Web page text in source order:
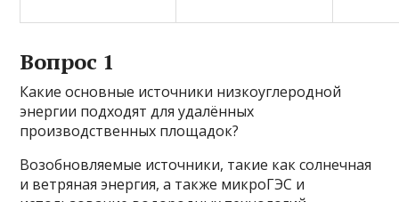
Вопрос 1
Какие основные источники низкоуглеродной
энергии подходят для удалённых
производственных площадок?
Возобновляемые источники, такие как солнечная
и ветряная энергия, а также микроГЭС и